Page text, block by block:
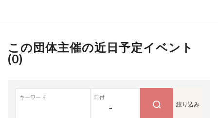
この団体主催の近日予定イベント
(0)
キーワード 日付
~ 絞り込み